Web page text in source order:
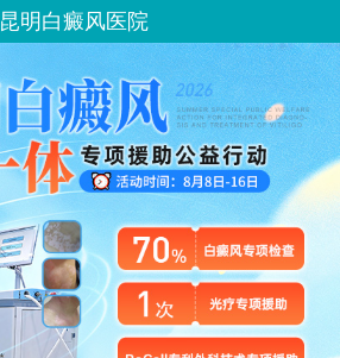
昆明白癜风医院